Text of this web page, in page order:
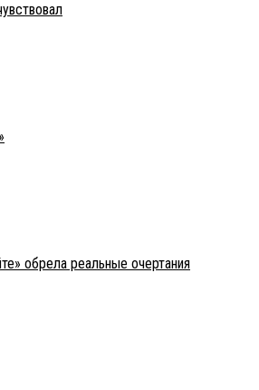
обрела реальные очертания